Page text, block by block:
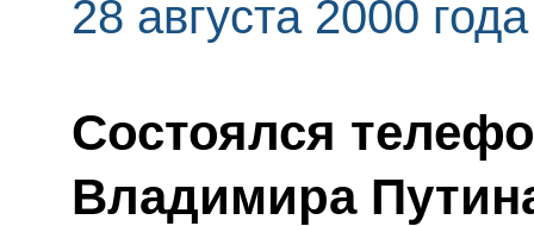
28 августа 2000 года
Состоялся
Владимира